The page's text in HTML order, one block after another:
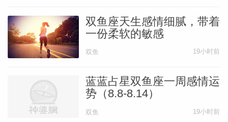
双鱼座天生感情细腻，带着
一份柔软的敏感
双鱼 19小时前
蓝蓝占星双鱼座一周感情运
势（8.8-8.14）
双鱼 19小时前